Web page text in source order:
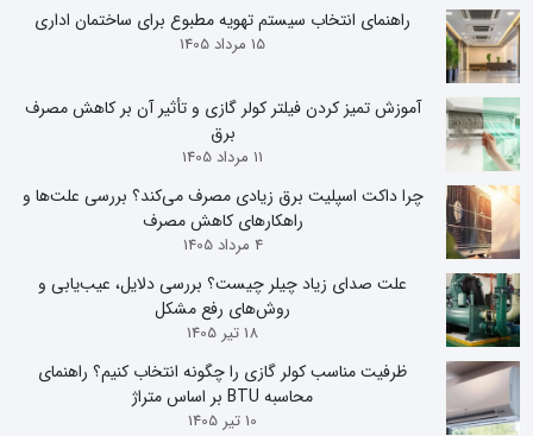
راهنمای انتخاب سیستم تهویه مطبوع برای ساختمان اداری
15 مرداد 1405
آموزش تمیز کردن فیلتر کولر گازی و تأثیر آن بر کاهش مصرف
برق
11 مرداد 1405
چرا داکت اسپلیت برق زیادی مصرف می‌کند؟ بررسی علت‌ها و
راهکارهای کاهش مصرف
4 مرداد 1405
علت صدای زیاد چیلر چیست؟ بررسی دلایل، عیب‌یابی و
روش‌های رفع مشکل
18 تیر 1405
ظرفیت مناسب کولر گازی را چگونه انتخاب کنیم؟ راهنمای
محاسبه BTU بر اساس متراژ
10 تیر 1405